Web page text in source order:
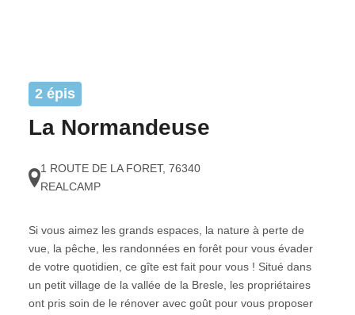
2 épis
La Normandeuse
1 ROUTE DE LA FORET, 76340
REALCAMP
Si vous aimez les grands espaces, la nature à perte de
vue, la pêche, les randonnées en forêt pour vous évader
de votre quotidien, ce gîte est fait pour vous ! Situé dans
un petit village de la vallée de la Bresle, les propriétaires
ont pris soin de le rénover avec goût pour vous proposer